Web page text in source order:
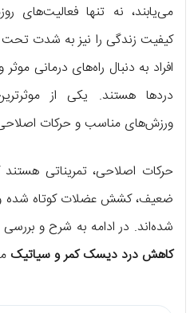
بهبود عملکرد
جلوگیری از عود مجدد
چه کسانی نباید ورزش
افراد مبتلا به
کانال نخاعی و درد شدید
ورزش‌های ممنوعه:
دراز و نشست کلاسیک،
چرخش‌های تنه کامل،
می‌یابند، نه تنها فعالیت‌های
کیفیت زندگی را نیز به شدت تحت
افراد به دنبال راه‌های درمانی
دردها هستند. یکی از
ورزش‌های مناسب و حرکات
حرکات اصلاحی، تمریناتی
ضعیف، کشش عضلات کوتاه شده
شده‌اند. در ادامه به شرح و
کاهش درد دیسک کمر و سیاتیک